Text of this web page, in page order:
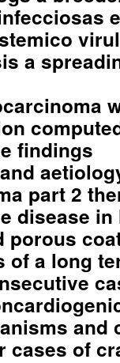
a
findings
part 2
disease in
porous
a long
and
cases of